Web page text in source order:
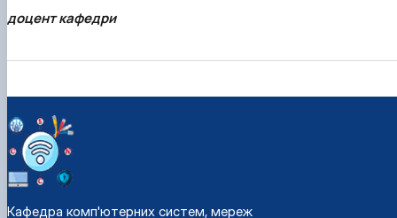
доцент кафедри
Кафедра комп'ютерних систем, мереж